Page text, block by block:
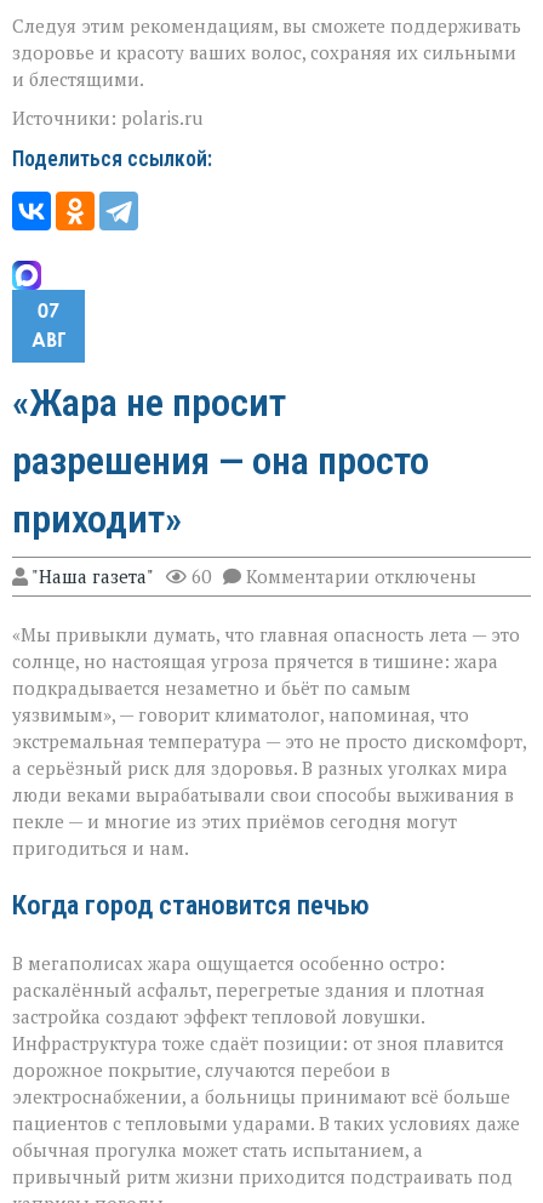
Следуя этим рекомендациям, вы сможете поддерживать
здоровье и красоту ваших волос, сохраняя их сильными
и блестящими.
Источники: polaris.ru
Поделиться ссылкой:
07
АВГ
«Жара не просит
разрешения — она просто
приходит»
"Наша газета" 60 Комментарии к
записи
не
просит
разрешения — она
просто
приходит»
отключены
«Мы привыкли думать, что главная опасность лета — это
солнце, но настоящая угроза прячется в тишине: жара
подкрадывается незаметно и бьёт по самым
уязвимым», — говорит климатолог, напоминая, что
экстремальная температура — это не просто дискомфорт,
а серьёзный риск для здоровья. В разных уголках мира
люди веками вырабатывали свои способы выживания в
пекле — и многие из этих приёмов сегодня могут
пригодиться и нам.
Когда город становится печью
В мегаполисах жара ощущается особенно остро:
раскалённый асфальт, перегретые здания и плотная
застройка создают эффект тепловой ловушки.
Инфраструктура тоже сдаёт позиции: от зноя плавится
дорожное покрытие, случаются перебои в
электроснабжении, а больницы принимают всё больше
пациентов с тепловыми ударами. В таких условиях даже
обычная прогулка может стать испытанием, а
привычный ритм жизни приходится подстраивать под